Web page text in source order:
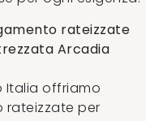
rateizzate
Arcadia
Italia offriamo
rateizzate per